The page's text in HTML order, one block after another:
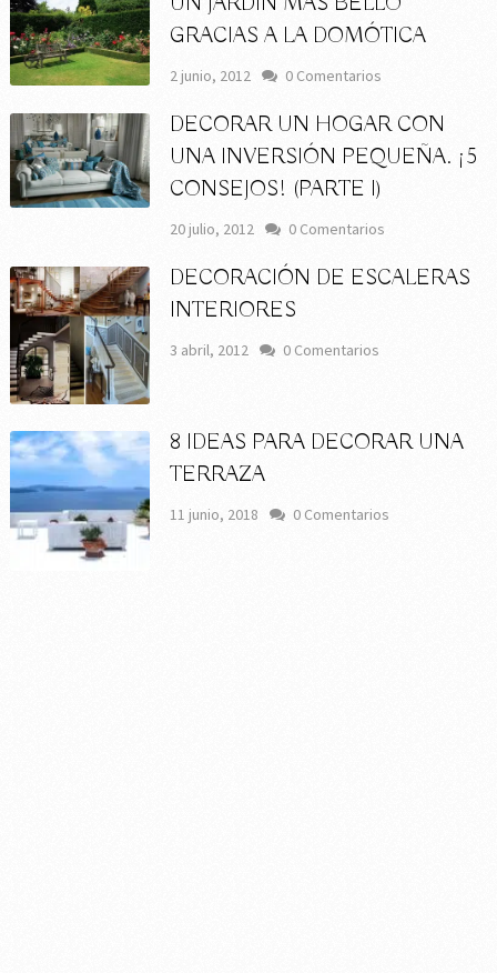
GRACIAS A LA DOMÓTICA
2 junio, 2012 0 Comentarios
DECORAR UN HOGAR CON
UNA INVERSIÓN PEQUEÑA. ¡5
CONSEJOS! (PARTE I)
20 julio, 2012 0 Comentarios
DECORACIÓN DE ESCALERAS
INTERIORES
3 abril, 2012 0 Comentarios
8 IDEAS PARA DECORAR UNA
TERRAZA
11 junio, 2018 0 Comentarios